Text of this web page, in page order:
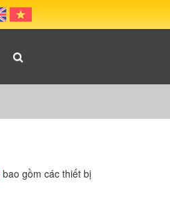
bao gồm các thiết bị